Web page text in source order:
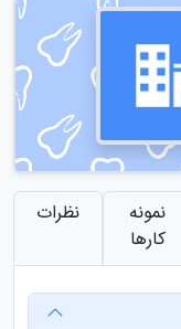
نمونه
کارها
نظرات